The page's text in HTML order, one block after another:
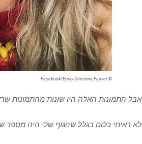
© Facebook/Emily Christine Fauver
אבל התמונות האלה היו שונות מהתמונות
לא ראיתי כלום בגלל שהגוף שלי היה מספר